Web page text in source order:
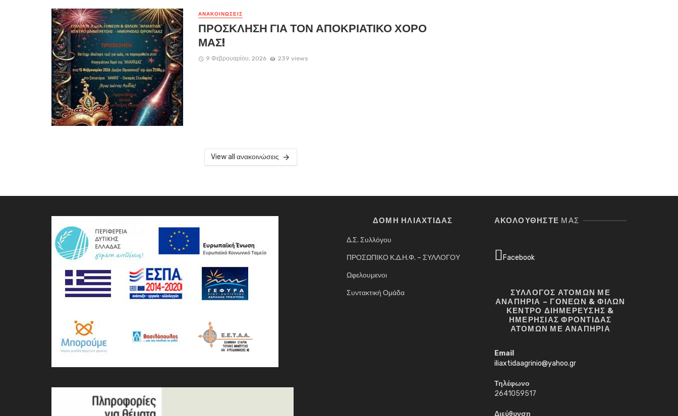
ΑΝΑΚΟΙΝΏΣΕΙΣ
ΠΡΟΣΚΛΗΣΗ ΓΙΑ ΤΟΝ ΑΠΟΚΡΙΑΤΙΚΟ ΧΟΡΟ
ΜΑΣ!
9 Φεβρουαρίου, 2026 239 views
View all ανακοινώσεις
ΔΟΜΗ ΗΛΙΑΧΤΙΔΑΣ
Δ.Σ. Συλλόγου
ΠΡΟΣΩΠΙΚΟ Κ.Δ.Η.Φ. – ΣΥΛΛΟΓΟΥ
Ωφελουμενοι
Συντακτική Ομάδα
ΑΚΟΛΟΥΘΉΣΤΕ ΜΑΣ
Facebook
ΣΥΛΛΟΓΟΣ ΑΤΟΜΩΝ ΜΕ
ΑΝΑΠΗΡΙΑ – ΓΟΝΕΩΝ & ΦΙΛΩΝ
ΚΕΝΤΡΟ ΔΙΗΜΕΡΕΥΣΗΣ &
ΗΜΕΡΗΣΙΑΣ ΦΡΟΝΤΙΔΑΣ
ΑΤΟΜΩΝ ΜΕ ΑΝΑΠΗΡΙΑ
Email
iliaxtidaagrinio@yahoo.gr
Τηλέφωνο
2641059517
Διεύθυνση